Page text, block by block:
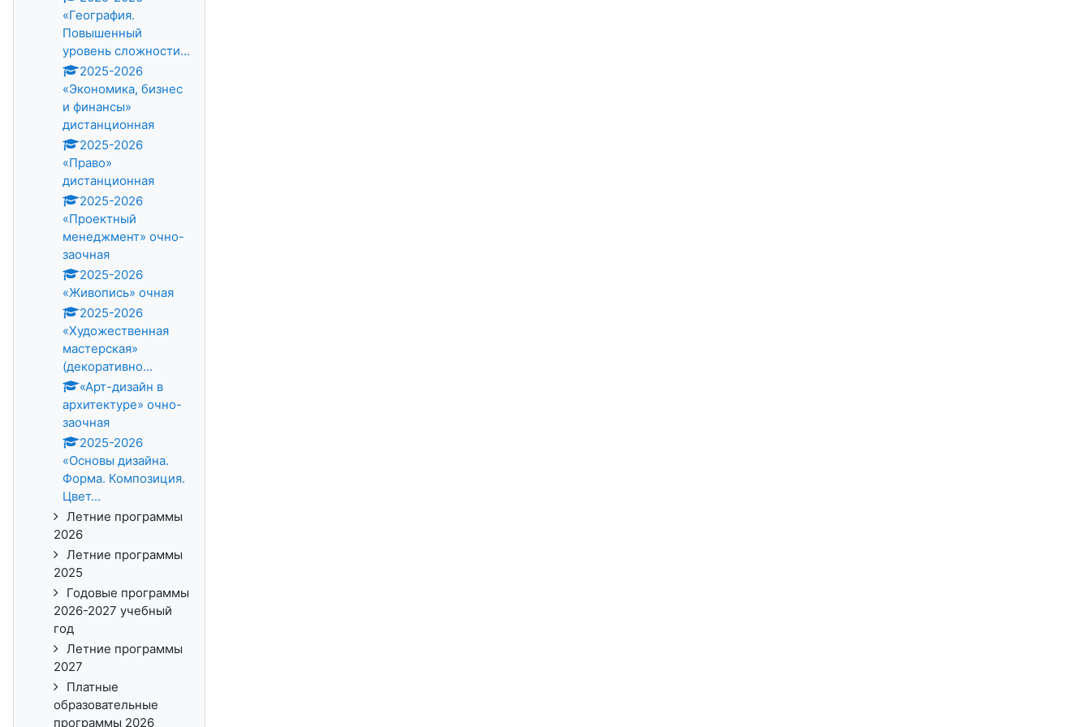
«География.
Повышенный
уровень сложности...
2025-2026
«Экономика, бизнес
и финансы»
дистанционная
2025-2026
«Право»
дистанционная
2025-2026
«Проектный
менеджмент» очно-
заочная
2025-2026
«Живопись» очная
2025-2026
«Художественная
мастерская»
(декоративно...
«Арт-дизайн в
архитектуре» очно-
заочная
2025-2026
«Основы дизайна.
Форма. Композиция.
Цвет...
Летние программы
2026
Летние программы
2025
Годовые программы
2026-2027 учебный
год
Летние программы
2027
Платные
образовательные
программы 2026